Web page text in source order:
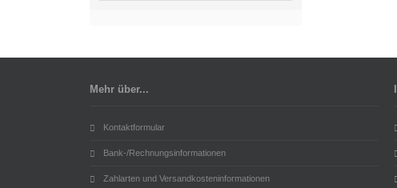
Mehr über...
Kontaktformular
Bank-/Rechnungsinformationen
Zahlarten und Versandkosteninformationen